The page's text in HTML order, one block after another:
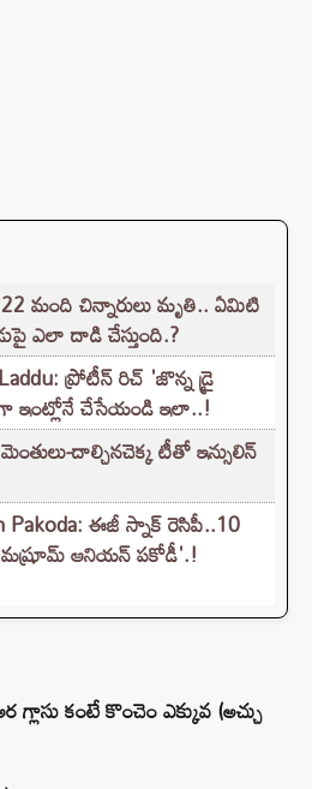
22 మంది చిన్నారులు మృతి.. ఏమిటి
ఎలా దాడి చేస్తుంది.?
ప్రోటీన్ రిచ్ 'జొన్న డ్రై
ఇంట్లోనే చేసేయండి ఇలా..!
దాల్చినచెక్క టీతో ఇన్సులిన్
Pakoda: ఈజీ స్నాక్ రెసిపీ..10
ఆనియన్ పకోడీ'.!
గ్లాసు కంటే కొంచెం ఎక్కువ (అచ్చు